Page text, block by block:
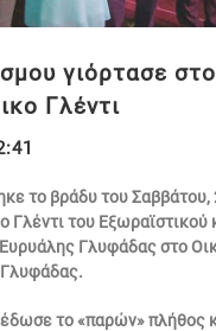
γιόρτασε
Γλέντι
το βράδυ του Σαββάτου,
Γλέντι του Εξωραϊστικού
Γλυφάδας στο
το «παρών» πλήθος